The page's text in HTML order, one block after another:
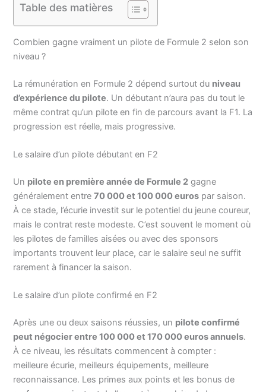
Table des matières
Combien gagne vraiment un pilote de Formule 2 selon son
niveau ?
La rémunération en Formule 2 dépend surtout du niveau
d’expérience du pilote. Un débutant n’aura pas du tout le
même contrat qu’un pilote en fin de parcours avant la F1. La
progression est réelle, mais progressive.
Le salaire d’un pilote débutant en F2
Un pilote en première année de Formule 2 gagne
généralement entre70 000 et 100 000 euros par saison.
À ce stade, l’écurie investit sur le potentiel du jeune coureur,
mais le contrat reste modeste. C’est souvent le moment où
les pilotes de familles aisées ou avec des sponsors
importants trouvent leur place, car le salaire seul ne suffit
rarement à financer la saison.
Le salaire d’un pilote confirmé en F2
Après une ou deux saisons réussies, un pilote confirmé
peut négocier entre 100 000 et 170 000 euros annuels.
À ce niveau, les résultats commencent à compter :
meilleure écurie, meilleurs équipements, meilleure
reconnaissance. Les primes aux points et les bonus de